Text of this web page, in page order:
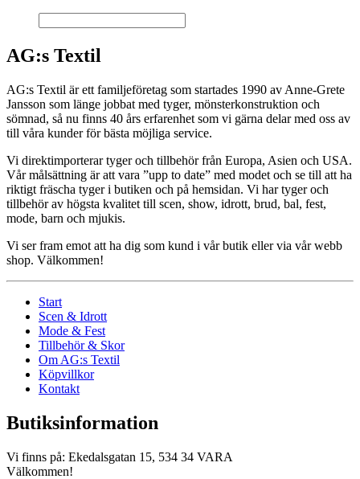
AG:s Textil
AG:s Textil är ett familjeföretag som startades 1990 av Anne-Grete
Jansson som länge jobbat med tyger, mönsterkonstruktion och
sömnad, så nu finns 40 års erfarenhet som vi gärna delar med oss av
till våra kunder för bästa möjliga service.
Vi direktimporterar tyger och tillbehör från Europa, Asien och USA.
Vår målsättning är att vara ”upp to date” med modet och se till att ha
riktigt fräscha tyger i butiken och på hemsidan. Vi har tyger och
tillbehör av högsta kvalitet till scen, show, idrott, brud, bal, fest,
mode, barn och mjukis.
Vi ser fram emot att ha dig som kund i vår butik eller via vår webb
shop. Välkommen!
Start
Scen & Idrott
Mode & Fest
Tillbehör & Skor
Om AG:s Textil
Köpvillkor
Kontakt
Butiksinformation
Vi finns på: Ekedalsgatan 15, 534 34 VARA
Välkommen!